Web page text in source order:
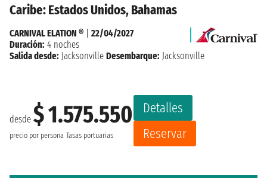
Caribe: Estados Unidos, Bahamas
desde $ 1.575.550
precio por persona Tasas portuarias
Detalles
Reservar
CARNIVAL ELATION ®
22/04/2027
Duración: 4 noches
Salida desde: Jacksonville Desembarque: Jacksonville